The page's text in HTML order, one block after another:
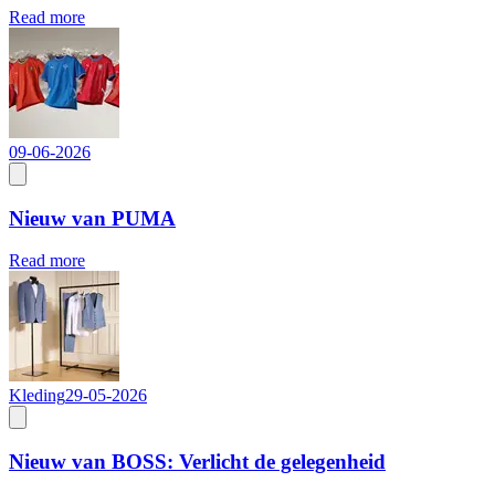
Read more
09-06-2026
Nieuw van PUMA
Read more
Kleding29-05-2026
Nieuw van BOSS: Verlicht de gelegenheid